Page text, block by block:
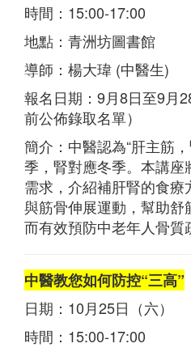
時間：15:00-17:00
地點：青洲坊圖書館
導師：楊大瑋 (中醫生)
報名日期：9月8日至9月
前公佈錄取名單）
簡介：中醫認為“肝主筋
季，腎對應冬季。本講
需求，介紹補肝腎的食
與筋骨伸展運動，幫助
而有效預防中老年人骨質
中醫教您如何防控“三高”
日期：10月25日（六）
時間：15:00-17:00